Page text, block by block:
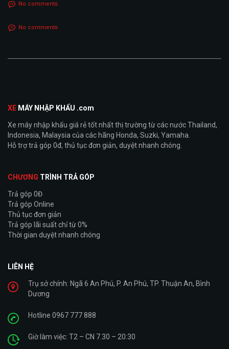
No comments
No comments
XE MÁY NHẬP KHẨU .com
Xe máy nhập khẩu giá rẻ tốt nhất thị trường từ các nước Thailand,
Indonesia, Malaysia của các hãng Honda, Suzki, Yamaha.
Hỗ trợ trả góp 0đ, thủ tục đơn giản, duyệt nhanh chóng.
CHƯƠNG TRÌNH TRẢ GÓP
Trả góp 0Đ
Trả góp Online
Thủ tục đơn giản
Trả góp lãi suất chỉ từ 0%
Thời gian duyệt nhanh chóng
LIÊN HỆ
Trụ sở chính: Ngã 6 An Phú, P. An Phú, TP. Thuận An, Bình
Dương
Hotline 0967 777 888
Giờ làm việc: T2 – CN 7.30 – 20:30